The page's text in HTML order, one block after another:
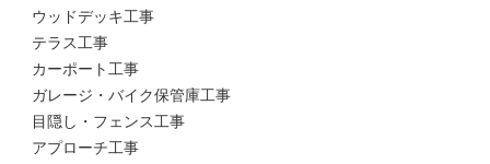
ウッドデッキ工事
テラス工事
カーポート工事
ガレージ・バイク保管庫工事
目隠し・フェンス工事
アプローチ工事